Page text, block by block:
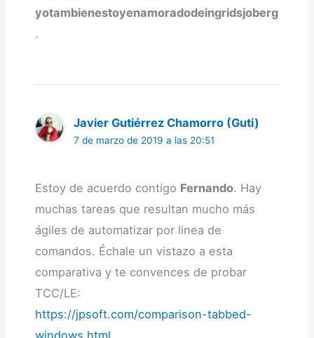
yotambienestoyenamoradodeingridsjoberg
.
Javier Gutiérrez Chamorro (Guti)
7 de marzo de 2019 a las 20:51
Estoy de acuerdo contigo Fernando. Hay
muchas tareas que resultan mucho más
ágiles de automatizar por linea de
comandos. Échale un vistazo a esta
comparativa y te convences de probar
TCC/LE:
https://jpsoft.com/comparison-tabbed-
windows.html